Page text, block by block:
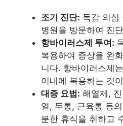
조기 진단: 독감 의심
병원을 방문하여 진
항바이러스제 투여:
복용하여 증상을 완
니다. 항바이러스제
이내에 복용하는 것
대증 요법: 해열제,
열, 두통, 근육통 등
분한 휴식을 취하고